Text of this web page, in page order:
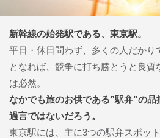
新幹線の始発駅である、東京駅。
平日・休日問わず、多くの人だかり
となれば、競争に打ち勝とうと良
は必然。
なかでも旅のお供である”駅弁”の
過言ではないだろう。
東京駅には、主に3つの駅弁スポット